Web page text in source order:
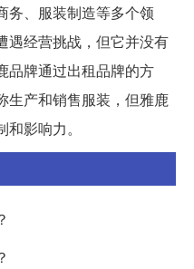
务、服装制造等多个领
遇经营挑战，但它并没有
品牌通过出租品牌的方
生产和销售服装，但雅鹿
影响力。